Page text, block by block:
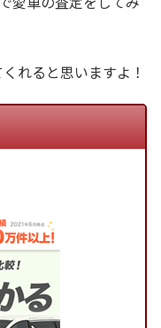
れると思いますよ！